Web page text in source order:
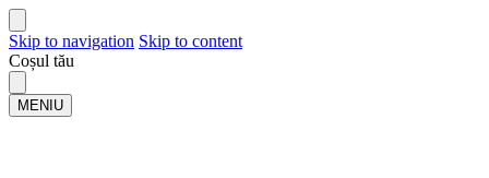
Skip to navigation Skip to content
Coșul tău
MENIU